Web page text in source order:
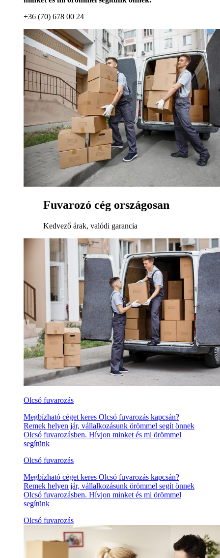
+36 (70) 678 00 24
Fuvarozó cég országosan
Kedvező árak, valódi garancia
Olcsó fuvarozás
Megbízható céget keres Olcsó fuvarozás kapcsán?
Remek helyen jár, vállalkozásunk örömmel segít önnek
Olcsó fuvarozásben. Hívjon minket és mi örömmel
segítünk
Olcsó fuvarozás
Megbízható céget keres Olcsó fuvarozás kapcsán?
Remek helyen jár, vállalkozásunk örömmel segít önnek
Olcsó fuvarozásben. Hívjon minket és mi örömmel
segítünk
Olcsó fuvarozás